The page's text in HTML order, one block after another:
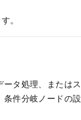
。
タ処理、またはス
件分岐ノードの設